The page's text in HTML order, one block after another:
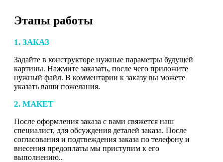
Этапы работы
1. ЗАКАЗ
Задайте в конструкторе нужные параметры будущей
картины. Нажмите заказать, после чего приложите
нужный файл. В комментарии к заказу вы можете
указать ваши пожелания.
2. МАКЕТ
После оформления заказа с вами свяжется наш
специалист, для обсуждения деталей заказа. После
согласования и подтвеждения заказа по телефону и
внесения предоплаты мы приступим к его
выполнению..